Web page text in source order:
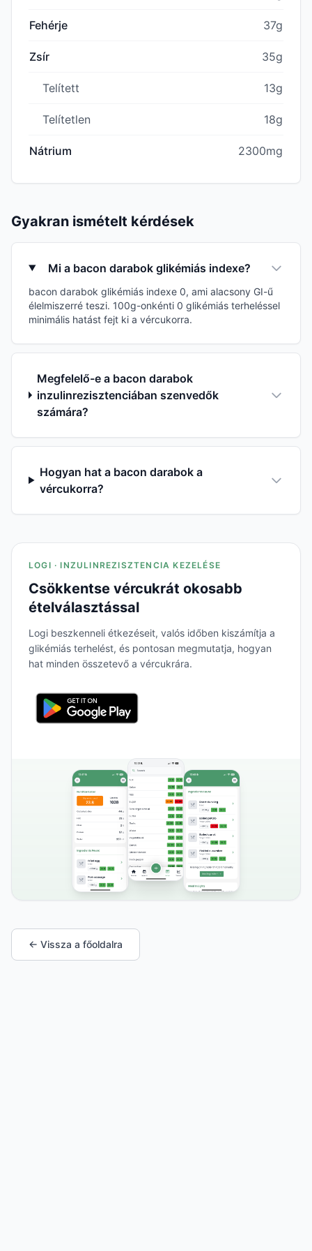
Fehérje 37g
Zsír 35g
Telített 13g
Telítetlen 18g
Nátrium 2300mg
Gyakran ismételt kérdések
Mi a bacon darabok glikémiás indexe?
bacon darabok glikémiás indexe 0, ami alacsony GI-ű
élelmiszerré teszi. 100g-onkénti 0 glikémiás terheléssel
minimális hatást fejt ki a vércukorra.
Megfelelő-e a bacon darabok
inzulinrezisztenciában szenvedők
számára?
Hogyan hat a bacon darabok a
vércukorra?
LOGI · INZULINREZISZTENCIA KEZELÉSE
Csökkentse vércukrát okosabb
ételválasztással
Logi beszkenneli étkezéseit, valós időben kiszámítja a
glikémiás terhelést, és pontosan megmutatja, hogyan
hat minden összetevő a vércukrára.
← Vissza a főoldalra